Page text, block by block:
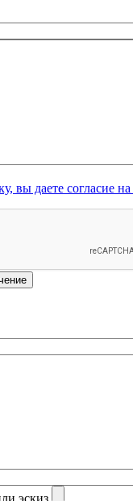
вы даете согласие
эскиз